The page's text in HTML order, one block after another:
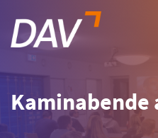
Kaminabende